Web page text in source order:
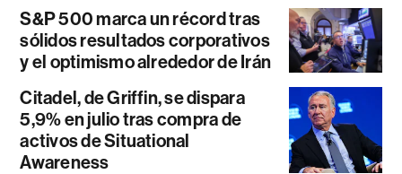
S&P 500 marca un récord tras
sólidos resultados corporativos
y el optimismo alrededor de Irán
Citadel, de Griffin, se dispara
5,9% en julio tras compra de
activos de Situational
Awareness